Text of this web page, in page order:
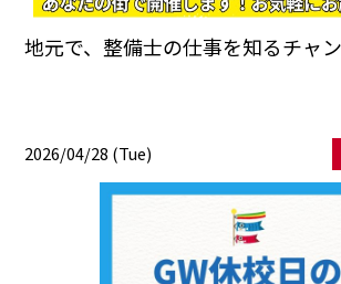
地元で、整備士の仕事を知るチャ
2026/04/28 (Tue)